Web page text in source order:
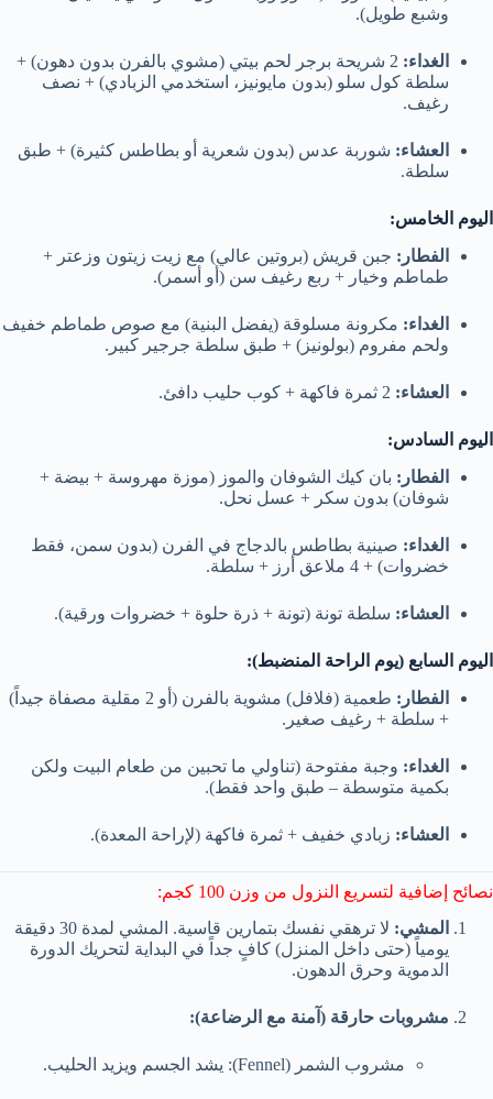
وشبع طويل).
الغداء:
2 شريحة برجر لحم بيتي (مشوي بالفرن بدون دهون) +
سلطة كول سلو (بدون مايونيز، استخدمي الزبادي) + نصف
رغيف.
العشاء: شوربة عدس (بدون شعرية أو بطاطس كثيرة) + طبق
سلطة.
اليوم الخامس:
الفطار: جبن قريش (بروتين عالي) مع زيت زيتون وزعتر +
طماطم وخيار + ربع رغيف سن (أو أسمر).
الغداء: مكرونة مسلوقة (يفضل البنية) مع صوص طماطم خفيف
ولحم مفروم (بولونيز) + طبق سلطة جرجير كبير.
العشاء:
اليوم السادس:
الفطار: بان كيك الشوفان والموز (موزة مهروسة + بيضة +
شوفان) بدون سكر + عسل نحل.
الغداء: صينية بطاطس بالدجاج في الفرن (بدون سمن، فقط
خضروات) + 4 ملاعق أرز + سلطة.
العشاء: سلطة تونة (تونة + ذرة حلوة + خضروات ورقية).
اليوم السابع (يوم الراحة المنضبط):
الفطار:
طعمية (فلافل) مشوية بالفرن (أو 2 مقلية مصفاة جيداً)
+ سلطة + رغيف صغير.
الغداء: وجبة مفتوحة (تناولي ما تحبين من طعام البيت ولكن
بكمية متوسطة – طبق واحد فقط).
العشاء: زبادي خفيف + ثمرة فاكهة (لإراحة المعدة).
نصائح إضافية لتسريع النزول من وزن 100 كجم:
المشي:
لا ترهقي نفسك بتمارين قاسية. المشي لمدة 30 دقيقة
يومياً (حتى داخل المنزل) كافٍ جداً في البداية لتحريك الدورة
الدموية وحرق الدهون.
مشروبات حارقة (آمنة مع الرضاعة):
مشروب الشمر (Fennel): يشد الجسم ويزيد الحليب.